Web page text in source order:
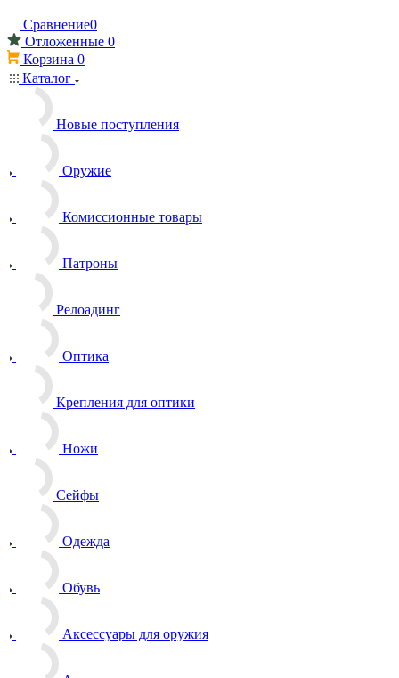
Сравнение0
Отложенные 0
Корзина 0
Каталог
Новые поступления
Оружие
Комиссионные товары
Патроны
Релоадинг
Оптика
Крепления для оптики
Ножи
Сейфы
Одежда
Обувь
Аксессуары для оружия